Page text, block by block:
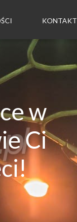
KONTAKT
w
Ci